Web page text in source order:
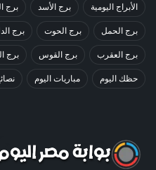
الأبراج اليومية برج الأسد برج
برج الحمل برج الحوت برج
برج العقرب برج القوس برج
حظك اليوم مباريات اليوم